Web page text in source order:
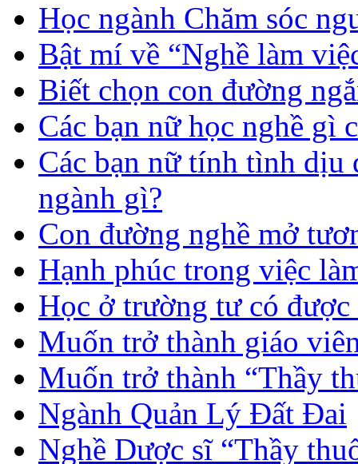
Học ngành Chăm sóc
Bật mí về “Nghề làm
Biết chọn con đường
Các bạn nữ học nghề gì
Các bạn nữ tính tình dịu
ngành gì?
Con đường nghề mở
Hạnh phúc trong việc
Học ở trường tư có
Muốn trở thành giáo
Muốn trở thành “Thầy
Ngành Quản Lý Đất Đai
Nghề Dược sĩ “Thầy